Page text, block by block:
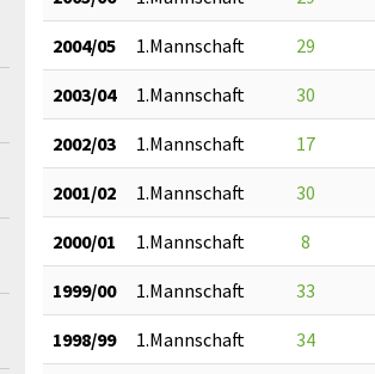
2004/05 1.Mannschaft 29
2003/04 1.Mannschaft 30
2002/03 1.Mannschaft 17
2001/02 1.Mannschaft 30
2000/01 1.Mannschaft 8
1999/00 1.Mannschaft 33
1998/99 1.Mannschaft 34